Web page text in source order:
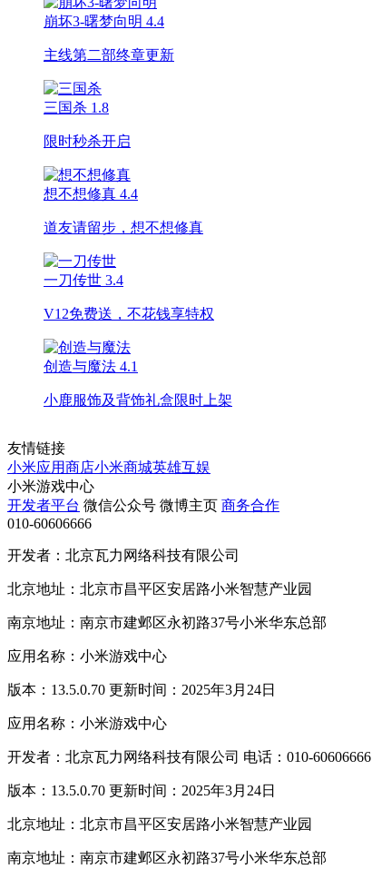
崩坏3-曙梦向明 4.4
主线第二部终章更新
三国杀 1.8
限时秒杀开启
想不想修真 4.4
道友请留步，想不想修真
一刀传世 3.4
V12免费送，不花钱享特权
创造与魔法 4.1
小鹿服饰及背饰礼盒限时上架
友情链接
小米应用商店小米商城英雄互娱
小米游戏中心
开发者平台 微信公众号 微博主页 商务合作
010-60606666
开发者：北京瓦力网络科技有限公司
北京地址：北京市昌平区安居路小米智慧产业园
南京地址：南京市建邺区永初路37号小米华东总部
应用名称：小米游戏中心
版本：13.5.0.70 更新时间：2025年3月24日
应用名称：小米游戏中心
开发者：北京瓦力网络科技有限公司 电话：010-60606666
版本：13.5.0.70 更新时间：2025年3月24日
北京地址：北京市昌平区安居路小米智慧产业园
南京地址：南京市建邺区永初路37号小米华东总部